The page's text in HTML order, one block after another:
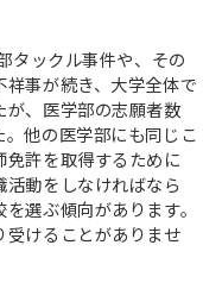
タックル事件や、その
事が続き、大学全体で
が、医学部の志願者数
他の医学部にも同じこ
免許を取得するために
動をしなければなら
選ぶ傾向があります。
けることがありませ